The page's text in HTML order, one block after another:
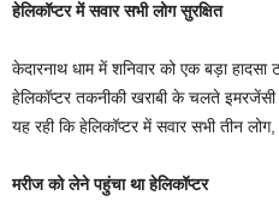
हेलिकॉप्टर में सवार सभी लोग सुरक्षित
केदारनाथ धाम में शनिवार को एक बड़ा
हेलिकॉप्टर तकनीकी खराबी के चलते
यह रही कि हेलिकॉप्टर में सवार सभी तीन
मरीज को लेने पहुंचा था हेलिकॉप्टर